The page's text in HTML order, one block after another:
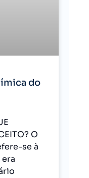
do
O
se à